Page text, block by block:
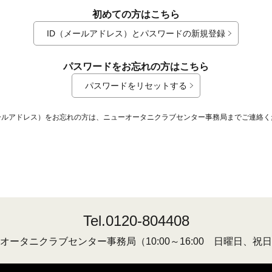
初めての方はこちら
ID（メールアドレス）とパスワードの新規登録
パスワードをお忘れの方はこちら
パスワードをリセットする
アドレス）をお忘れの方は、ニューオータニクラブセンター事務局までご連絡く
Tel.0120-804408
ータニクラブセンター事務局 （10:00～16:00 日曜日、祝日